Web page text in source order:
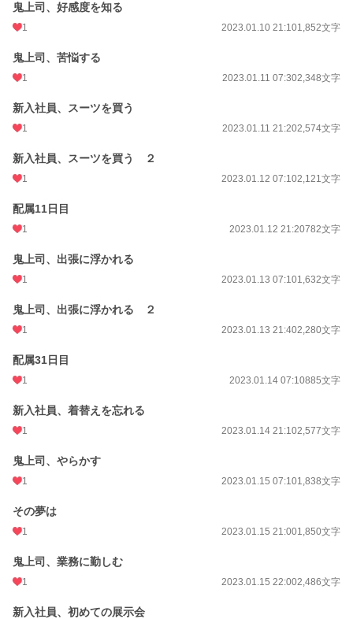
鬼上司、好感度を知る
1 2023.01.10 21:101,852文字
鬼上司、苦悩する
1 2023.01.11 07:302,348文字
新入社員、スーツを買う
1 2023.01.11 21:202,574文字
新入社員、スーツを買う ２
1 2023.01.12 07:102,121文字
配属11日目
1 2023.01.12 21:20782文字
鬼上司、出張に浮かれる
1 2023.01.13 07:101,632文字
鬼上司、出張に浮かれる ２
1 2023.01.13 21:402,280文字
配属31日目
1 2023.01.14 07:10885文字
新入社員、着替えを忘れる
1 2023.01.14 21:102,577文字
鬼上司、やらかす
1 2023.01.15 07:101,838文字
その夢は
1 2023.01.15 21:001,850文字
鬼上司、業務に勤しむ
1 2023.01.15 22:002,486文字
新入社員、初めての展示会